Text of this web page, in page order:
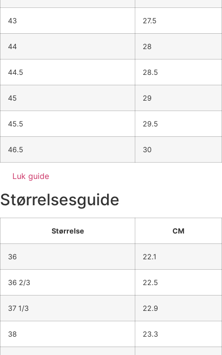
43 27.5
44 28
44.5 28.5
45 29
45.5 29.5
46.5 30
Luk guide
Størrelsesguide
Størrelse CM
36 22.1
36 2/3 22.5
37 1/3 22.9
38 23.3